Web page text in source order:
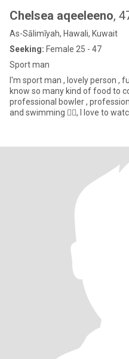
Chelsea aqeeleeno,
As-Sālimīyah, Hawali, Kuwait
Seeking: Female 25 - 47
Sport man
I'm sport man , lovely person , funny ,
know so many kind of food to
professional bowler , professional in
and swimming 🏊‍♀️, I